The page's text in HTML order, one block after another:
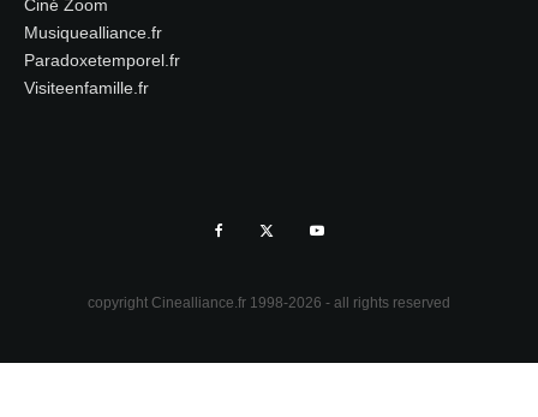
Ciné Zoom
Musiquealliance.fr
Paradoxetemporel.fr
Visiteenfamille.fr
copyright Cinealliance.fr 1998-2026 - all rights reserved